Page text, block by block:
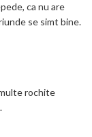
ca nu are
se simt bine.
rochite